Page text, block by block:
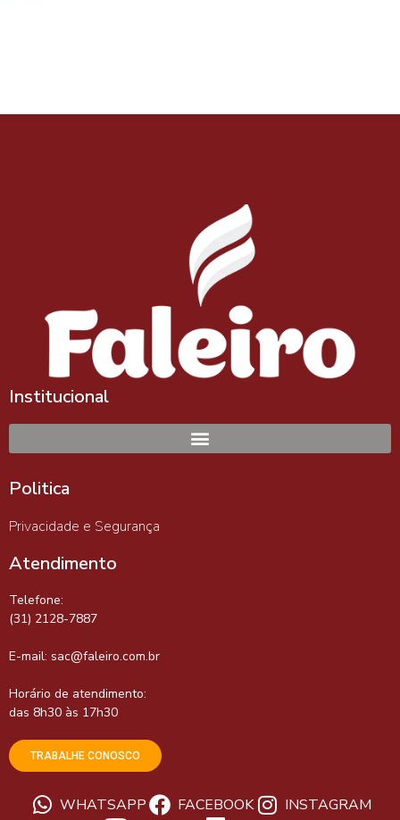
Institucional
Politica
Privacidade e Segurança
Atendimento
Telefone:
(31) 2128-7887
E-mail: sac@faleiro.com.br
Horário de atendimento:
das 8h30 às 17h30
TRABALHE CONOSCO
WHATSAPP FACEBOOK
INSTAGRAM